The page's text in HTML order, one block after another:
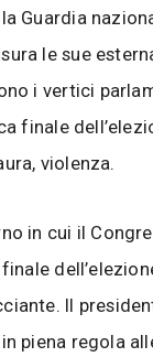
Guardia
le sue
i vertici
finale
violenza.
in cui il
Il
piena regola